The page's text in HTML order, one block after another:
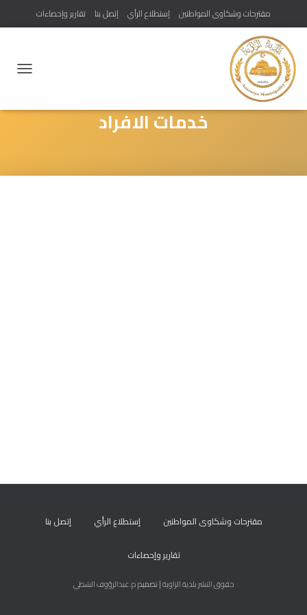
مقترحات وشكاوى المواطنين إستطلاع الرأي إتصل بنا تقارير وإحصاءات
خدمات الافراد
مقترحات وشكاوى المواطنين إستطلاع الرأي إتصل بنا
تقارير وإحصاءات
حقوق النشر بلدية الزاوية| تصميمم.عبدالرؤوف الشطي